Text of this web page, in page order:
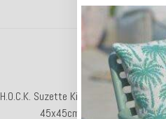
H.O.C.K. Suzette Kissen mit Biese
45x45cm grau